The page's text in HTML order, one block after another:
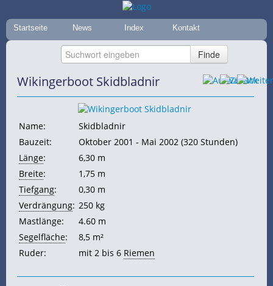
Startseite News Index Kontakt
Wikingerboot Skidbladnir
Name:
Skidbladnir
Bauzeit:
Oktober 2001 - Mai 2002 (320 Stunden)
Länge:
6,30 m
Breite:
1,75 m
Tiefgang:
0,30 m
Verdrängung: 250 kg
Mastlänge:
4.60 m
Segelfläche:
8,5 m²
Ruder:
mit 2 bis 6 Riemen